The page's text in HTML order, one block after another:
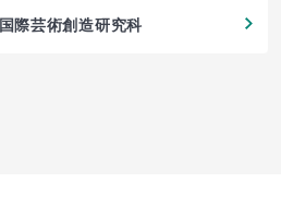
国際芸術創造研究科